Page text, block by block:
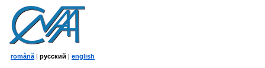
română | русский | english